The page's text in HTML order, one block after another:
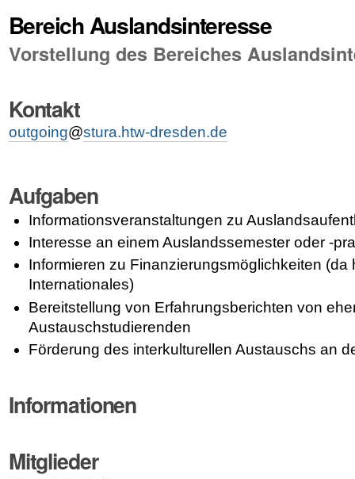
Bereich Auslandsinteresse
Vorstellung des Bereiches
Kontakt
outgoing@stura.htw-dresden.de
Aufgaben
Informationsveranstaltungen zu
Interesse an einem Auslandssemester oder -
Informieren zu Finanzierungsmöglichkeiten (da
Internationales)
Bereitstellung von Erfahrungsberichten von
Austauschstudierenden
Förderung des interkulturellen Austauschs an
Informationen
Mitglieder